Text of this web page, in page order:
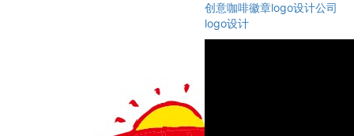
创意咖啡徽章logo设计公司
logo设计